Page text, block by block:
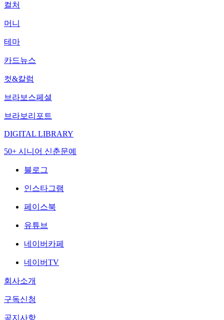
컬처
머니
테마
카드뉴스
컷&칼럼
브라보스페셜
브라보리포트
DIGITAL LIBRARY
50+ 시니어 신춘문예
블로그
인스타그램
페이스북
유튜브
네이버카페
네이버TV
회사소개
구독신청
공지사항